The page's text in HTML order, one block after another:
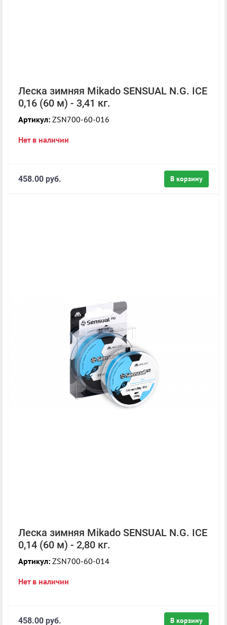
Леска зимняя Mikado SENSUAL N.G. ICE
0,16 (60 м) - 3,41 кг.
Артикул: ZSN700-60-016
Нет в наличии
В корзину
458.00 руб.
Леска зимняя Mikado SENSUAL N.G. ICE
0,14 (60 м) - 2,80 кг.
Артикул: ZSN700-60-014
Нет в наличии
В корзину
458.00 руб.